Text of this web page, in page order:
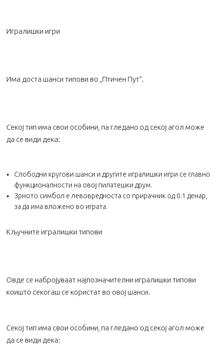
Игралишки игри
Има доста шанси типови во „Птичен Пут“.
Секој тип има свои особини, па гледано од секој агол може
да се види дека:
Слободни кругови шанси и другите игралишки игри се главно
функционалности на овој пилатешки друм.
Зрното симбол е левовредноста со прирачник од 0.1 денар,
за да има вложено во играта.
Кључните игралишки типови
Овде се набројуваат најпозначителни игралишки типови
коишто секогаш се користат во овој шанси.
Секој тип има свои особини, па гледано од секој агол може
да се види дека: